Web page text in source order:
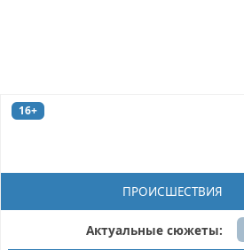
16+
ПРОИСШЕСТВИЯ
Актуальные сюжеты: